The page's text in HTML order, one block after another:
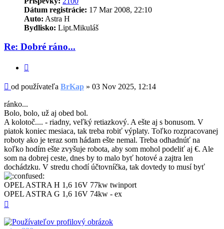
Dátum registrácie: 17 Mar 2008, 22:10
Auto: Astra H
Bydlisko: Lipt.Mikuláš
Re: Dobré ráno...
Príspevok
od používateľa BrKap » 03 Nov 2025, 12:14
ránko...
Bolo, bolo, už aj obed bol.
A kolotoč.... - riadny, veľký retiazkový. A ešte aj s bonusom. V
piatok koniec mesiaca, tak treba robiť výplaty. Toľko rozpracovanej
roboty ako je teraz som hádam ešte nemal. Treba odhadnúť na
koľko hodím ešte zvyšuje robota, aby som mohol podeliť aj €. Ale
som na dobrej ceste, dnes by to malo byť hotové a zajtra len
dochádzku. V stredu chodí účtovníčka, tak dovtedy to musí byť
OPEL ASTRA H 1,6 16V 77kw twinport
OPEL ASTRA G 1,6 16V 74kw - ex